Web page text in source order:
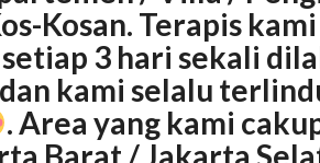
Kosan. Terapis
3 hari sekali
kami selalu
. Area yang kami
Barat/ Jakarta